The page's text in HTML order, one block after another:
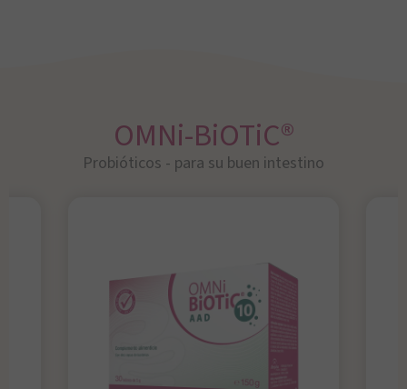
OMNi-BiOTiC®
Probióticos - para su buen intestino